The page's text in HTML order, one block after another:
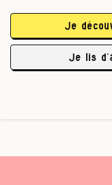
Rossel,
D’abord, c’est
qui a dégagé 49
Je
Je lis